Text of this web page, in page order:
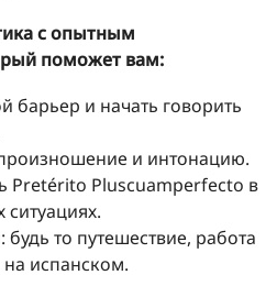
с опытным
поможет вам:
барьер и начать говорить
и интонацию.
Pretérito Pluscuamperfecto в
то путешествие, работа
испанском.